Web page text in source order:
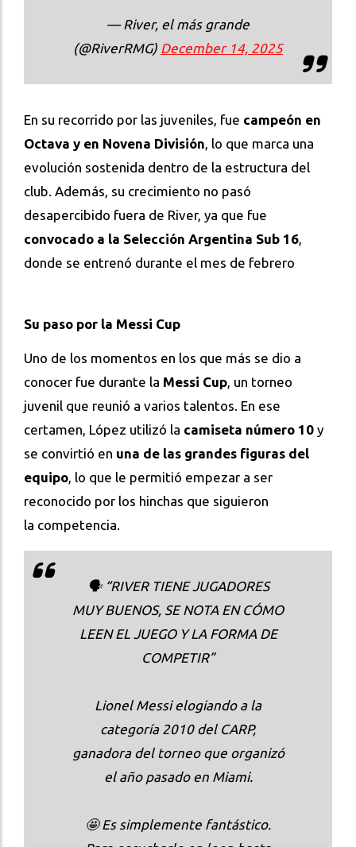
— River, el más grande
(@RiverRMG) December 14, 2025
En su recorrido por las juveniles, fue campeón en
Octava y en Novena División, lo que marca una
evolución sostenida dentro de la estructura del
club. Además, su crecimiento no pasó
desapercibido fuera de River, ya que fue
convocado a la Selección Argentina Sub 16,
donde se entrenó durante el mes de febrero
Su paso por la Messi Cup
Uno de los momentos en los que más se dio a
conocer fue durante la Messi Cup, un torneo
juvenil que reunió a varios talentos. En ese
certamen, López utilizó la camiseta número 10 y
se convirtió en una de las grandes figuras del
equipo, lo que le permitió empezar a ser
reconocido por los hinchas que siguieron
la competencia.
🗣️ “RIVER TIENE JUGADORES
MUY BUENOS, SE NOTA EN CÓMO
LEEN EL JUEGO Y LA FORMA DE
COMPETIR”
Lionel Messi elogiando a la
categoría 2010 del CARP,
ganadora del torneo que organizó
el año pasado en Miami.
🤩 Es simplemente fantástico.